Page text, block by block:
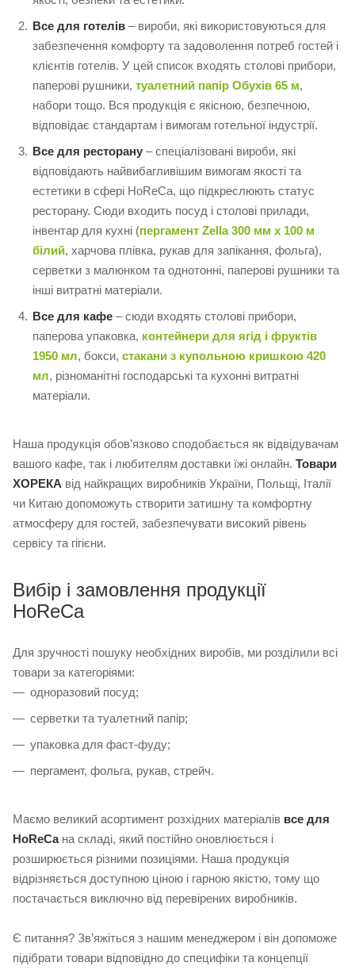
Все для готелів – вироби, які використовуються для
забезпечення комфорту та задоволення потреб гостей і
клієнтів готелів. У цей список входять столові прибори,
паперові рушники, туалетний папір Обухів 65 м,
набори тощо. Вся продукція є якісною, безпечною,
відповідає стандартам і вимогам готельної індустрії.
Все для ресторану – спеціалізовані вироби, які
відповідають найвибагливішим вимогам якості та
естетики в сфері HoReCa, що підкреслюють статус
ресторану. Сюди входить посуд і столові прилади,
інвентар для кухні (пергамент Zella 300 мм х 100 м
білий, харчова плівка, рукав для запікання, фольга),
серветки з малюнком та однотонні, паперові рушники та
інші витратні матеріали.
Все для кафе – сюди входять столові прибори,
паперова упаковка, контейнери для ягід і фруктів
1950 мл, бокси, стакани з купольною кришкою 420
мл, різноманітні господарські та кухонні витратні
матеріали.
Наша продукція обов’язково сподобається як відвідувачам
вашого кафе, так і любителям доставки їжі онлайн. Товари
ХОРЕКА від найкращих виробників України, Польщі, Італії
чи Китаю допоможуть створити затишну та комфортну
атмосферу для гостей, забезпечувати високий рівень
сервісу та гігієни.
Вибір і замовлення продукції
HoReCa
Для зручності пошуку необхідних виробів, ми розділили всі
товари за категоріями:
одноразовий посуд;
серветки та туалетний папір;
упаковка для фаст-фуду;
пергамент, фольга, рукав, стрейч.
Маємо великий асортимент розхідних матеріалів все для
HoReCaна складі, який постійно оновлюється і
розширюється різними позиціями. Наша продукція
відрізняється доступною ціною і гарною якістю, тому що
постачається виключно від перевірених виробників.
Є питання? Зв’яжіться з нашим менеджером і він допоможе
підібрати товари відповідно до специфіки та концепції